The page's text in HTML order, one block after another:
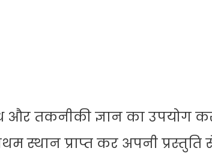
और तकनीकी ज्ञान का उपयोग
स्थान प्राप्त कर अपनी